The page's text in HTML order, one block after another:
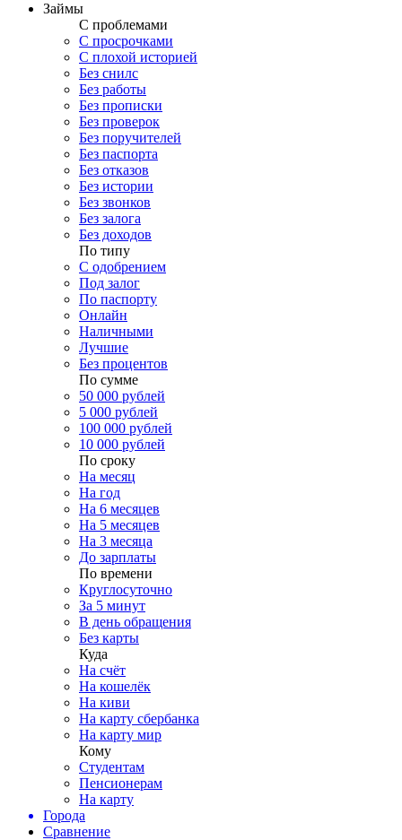
Займы
С проблемами
С просрочками
С плохой историей
Без снилс
Без работы
Без прописки
Без проверок
Без поручителей
Без паспорта
Без отказов
Без истории
Без звонков
Без залога
Без доходов
По типу
С одобрением
Под залог
По паспорту
Онлайн
Наличными
Лучшие
Без процентов
По сумме
50 000 рублей
5 000 рублей
100 000 рублей
10 000 рублей
По сроку
На месяц
На год
На 6 месяцев
На 5 месяцев
На 3 месяца
До зарплаты
По времени
Круглосуточно
За 5 минут
В день обращения
Без карты
Куда
На счёт
На кошелёк
На киви
На карту сбербанка
На карту мир
Кому
Студентам
Пенсионерам
На карту
Города
Сравнение